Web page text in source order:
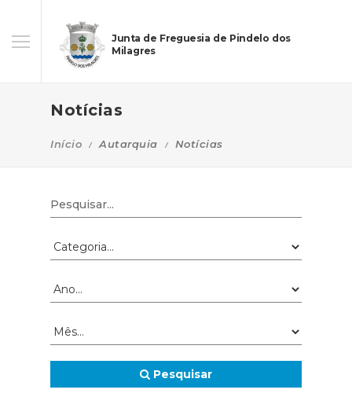
Junta de Freguesia de Pindelo dos
Milagres
Notícias
Início Autarquia Notícias
Pesquisar